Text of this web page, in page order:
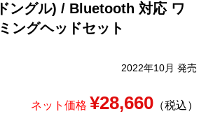
ングル) / Bluetooth 対応 ワ
ングヘッドセット
2022年10月 発売
ネット価格 ¥28,660（税込）